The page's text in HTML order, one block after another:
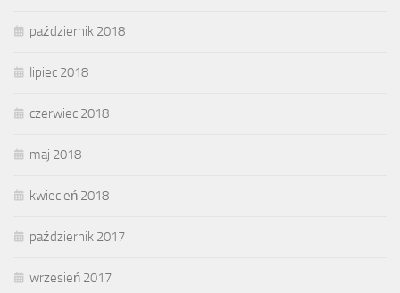
październik 2018
lipiec 2018
czerwiec 2018
maj 2018
kwiecień 2018
październik 2017
wrzesień 2017